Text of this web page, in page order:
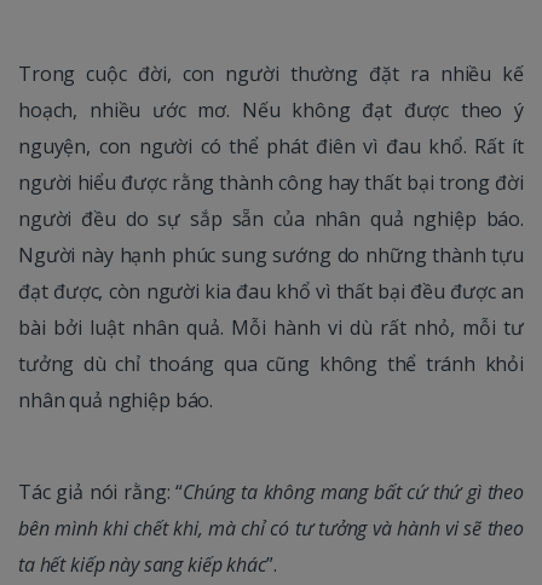
Trong cuộc đời, con người thường đặt ra nhiều kế
hoạch, nhiều ước mơ. Nếu không đạt được theo ý
nguyện, con người có thể phát điên vì đau khổ. Rất ít
người hiểu được rằng thành công hay thất bại trong đời
người đều do sự sắp sẵn của nhân quả nghiệp báo.
Người này hạnh phúc sung sướng do những thành tựu
đạt được, còn người kia đau khổ vì thất bại đều được an
bài bởi luật nhân quả. Mỗi hành vi dù rất nhỏ, mỗi tư
tưởng dù chỉ thoáng qua cũng không thể tránh khỏi
nhân quả nghiệp báo.
Tác giả nói rằng: “Chúng ta không mang bất cứ thứ gì theo
bên mình khi chết khi, mà chỉ có tư tưởng và hành vi sẽ theo
ta hết kiếp này sang kiếp khác”.